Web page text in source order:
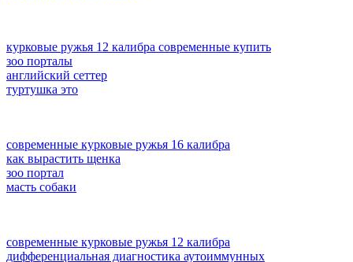
курковые ружья 12 калибра современные купить
зоо порталы
английский сеттер
туртушка это
современные курковые ружья 16 калибра
как вырастить щенка
зоо портал
масть собаки
современные курковые ружья 12 калибра
дифференциальная диагностика аутоиммунных